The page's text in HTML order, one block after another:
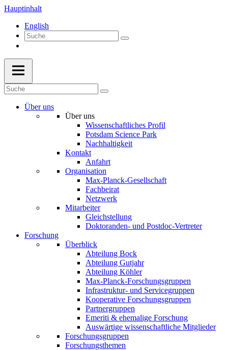
Hauptinhalt
English
Über uns
Über uns
Wissenschaftliches Profil
Potsdam Science Park
Nachhaltigkeit
Kontakt
Anfahrt
Organisation
Max-Planck-Gesellschaft
Fachbeirat
Netzwerk
Mitarbeiter
Gleichstellung
Doktoranden- und Postdoc-Vertreter
Forschung
Überblick
Abteilung Bock
Abteilung Gutjahr
Abteilung Köhler
Max-Planck-Forschungsgruppen
Infrastruktur- und Servicegruppen
Kooperative Forschungsgruppen
Partnergruppen
Emeriti & ehemalige Forschung
Auswärtige wissenschaftliche Mitglieder
Forschungsgruppen
Forschungsthemen